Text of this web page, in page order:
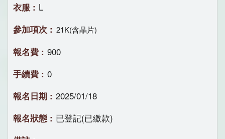
L
21K(含晶片)
900
0
2025/01/18
已登記(已繳款)